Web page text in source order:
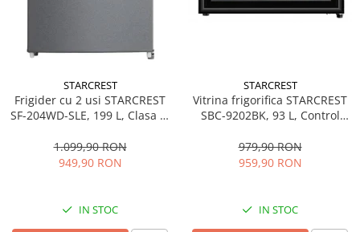
STARCREST
Frigider cu 2 usi STARCREST
SF-204WD-SLE, 199 L, Clasa E,
Termostat Ajustabil, Usi
reversibile, H 143 cm, Argintiu
1.099,90 RON
949,90 RON
IN STOC
STARCREST
Vitrina frigorifica STARCREST
SBC-9202BK, 93 L, Control
83.2 cm, Negru
979,90 RON
959,90 RON
IN STOC